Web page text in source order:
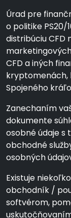
Úrad pre
o politike PS20/
distribúciu CFD
CFD a iných
Spojeného
Zanechaním
dokumente
osobné údaje
obchodné
osobných
Existuje
obchodník /
softvérom,